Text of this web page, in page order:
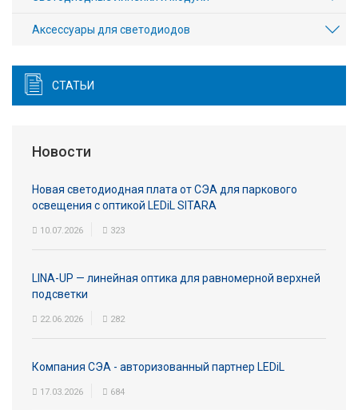
Аксесcуары для светодиодов
СТАТЬИ
Новости
Новая светодиодная плата от СЭА для паркового
освещения с оптикой LEDiL SITARA
10.07.2026 323
LINA-UP — линейная оптика для равномерной верхней
подсветки
22.06.2026 282
Компания СЭА - авторизованный партнер LEDiL
17.03.2026 684